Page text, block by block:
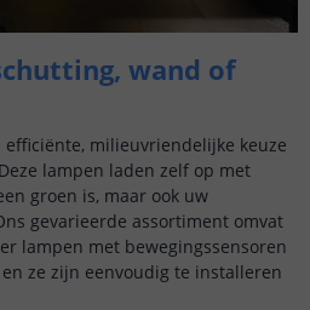
wand of
milieuvriendelijke keuze
lampen laden zelf op met
groen is, maar ook uw
gevarieerde assortiment omvat
lampen met bewegingssensoren
ze zijn eenvoudig te installeren